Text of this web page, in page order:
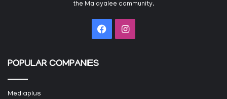
the Malayalee community.
FacebookInstagram
POPULAR COMPANIES
Mediaplus